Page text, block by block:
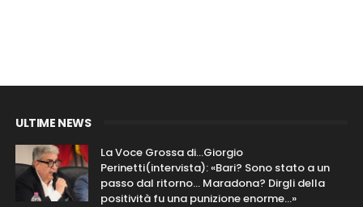
ULTIME NEWS
La Voce Grossa di…Giorgio
Perinetti(intervista): «Bari? Sono stato a un
passo dal ritorno... Maradona? Dirgli della
positività fu una punizione enorme…»